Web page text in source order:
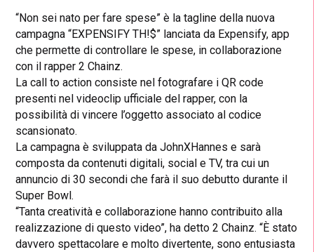
“Non sei nato per fare spese” è la tagline della nuova
campagna “EXPENSIFY TH!$” lanciata da Expensify, app
che permette di controllare le spese, in collaborazione
con il rapper 2 Chainz.
La call to action consiste nel fotografare i QR code
presenti nel videoclip ufficiale del rapper, con la
possibilità di vincere l’oggetto associato al codice
scansionato.
La campagna è sviluppata da JohnXHannes e sarà
composta da contenuti digitali, social e TV, tra cui un
annuncio di 30 secondi che farà il suo debutto durante il
Super Bowl.
“Tanta creatività e collaborazione hanno contribuito alla
realizzazione di questo video”, ha detto 2 Chainz. “È stato
davvero spettacolare e molto divertente, sono entusiasta